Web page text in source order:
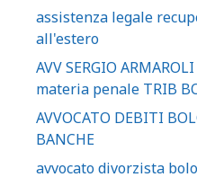
assistenza legale
all'estero
AVV SERGIO
materia penale TRIB
AVVOCATO DEBITI
BANCHE
avvocato divorzista